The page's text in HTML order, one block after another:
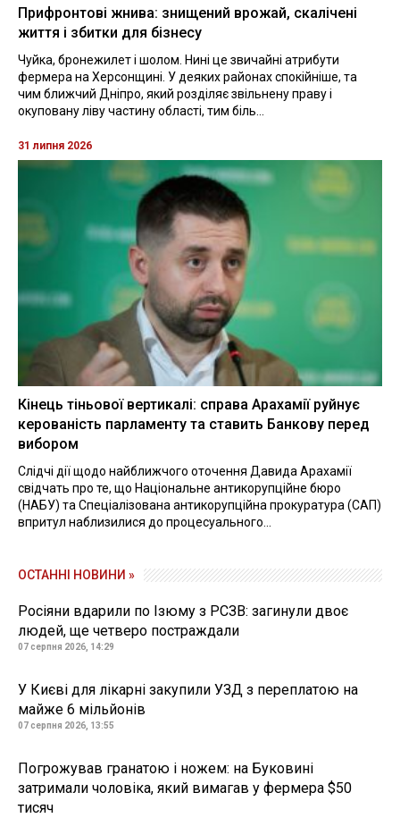
Прифронтові жнива: знищений врожай, скалічені
життя і збитки для бізнесу
Чуйка, бронежилет і шолом. Нині це звичайні атрибути
фермера на Херсонщині. У деяких районах спокійніше, та
чим ближчий Дніпро, який розділяє звільнену праву і
окуповану ліву частину області, тим біль...
31 липня 2026
Кінець тіньової вертикалі: справа Арахамії руйнує
керованість парламенту та ставить Банкову перед
вибором
Слідчі дії щодо найближчого оточення Давида Арахамії
свідчать про те, що Національне антикорупційне бюро
(НАБУ) та Спеціалізована антикорупційна прокуратура (САП)
впритул наблизилися до процесуального...
ОСТАННІ НОВИНИ »
Росіяни вдарили по Ізюму з РСЗВ: загинули двоє
людей, ще четверо постраждали
07 серпня 2026, 14:29
У Києві для лікарні закупили УЗД з переплатою на
майже 6 мільйонів
07 серпня 2026, 13:55
Погрожував гранатою і ножем: на Буковині
затримали чоловіка, який вимагав у фермера $50
тисяч